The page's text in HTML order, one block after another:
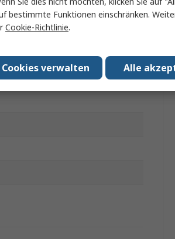
bestimmte Funktionen einschränken.
Cookie-Richtlinie.
Alle
Cookies verwalten